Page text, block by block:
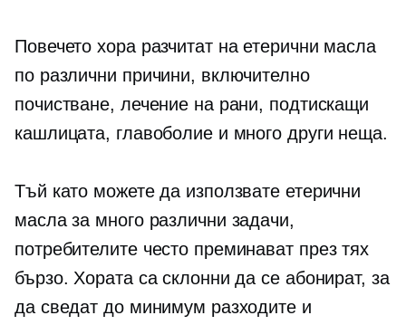
Повечето хора разчитат на етерични масла
по различни причини, включително
почистване, лечение на рани, подтискащи
кашлицата, главоболие и много други неща.
Тъй като можете да използвате етерични
масла за много различни задачи,
потребителите често преминават през тях
бързо. Хората са склонни да се абонират, за
да сведат до минимум разходите и